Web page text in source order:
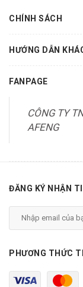
CHÍNH SÁCH
HƯỚNG DẪN
FANPAGE
CÔNG TY
AFENG
ĐĂNG KÝ NHẬN
PHƯƠNG THỨC